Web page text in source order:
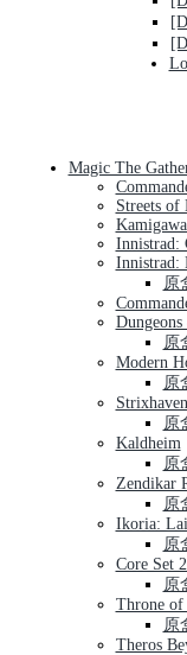
Magic The
Streets of
Innistrad:
Innistrad:
原
原
Modern
原
原
Kaldheim
原
Zendikar
原
Ikoria:
原
Core Set
原
Throne of
原
Theros